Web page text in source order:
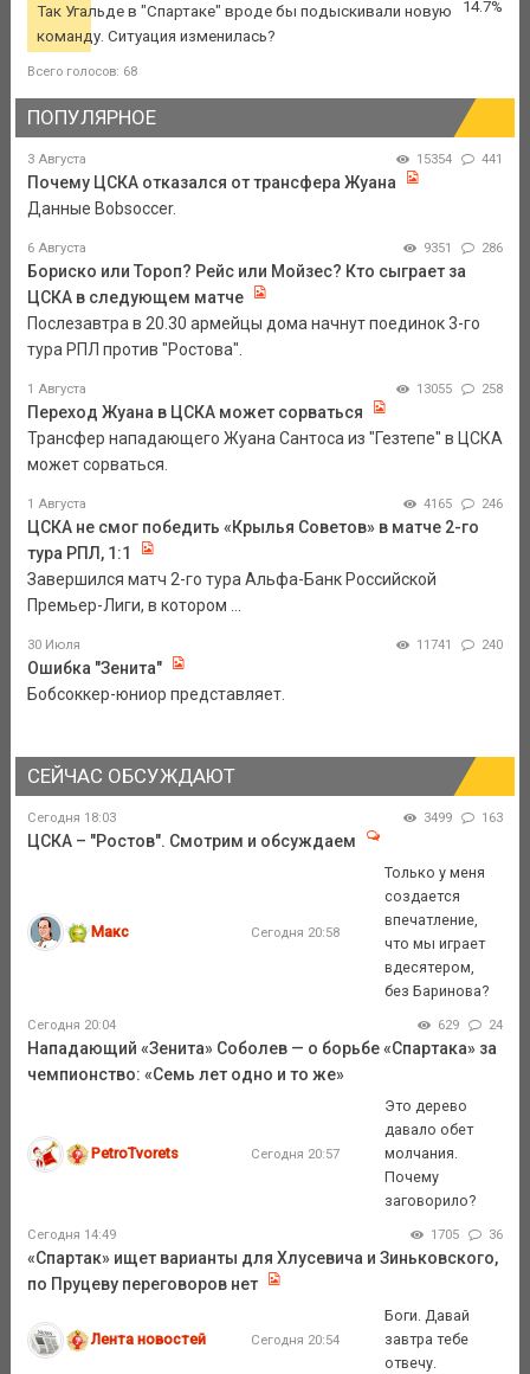
Так Угальде в "Спартаке" вроде бы подыскивали новую
команду. Ситуация изменилась?
14.7%
Всего голосов: 68
ПОПУЛЯРНОЕ
3 Августа 15354 441
Почему ЦСКА отказался от трансфера Жуана
Данные Bobsoccer.
6 Августа 9351 286
Бориско или Тороп? Рейс или Мойзес? Кто сыграет за
ЦСКА в следующем матче
Послезавтра в 20.30 армейцы дома начнут поединок 3-го
тура РПЛ против "Ростова".
1 Августа 13055 258
Переход Жуана в ЦСКА может сорваться
Трансфер нападающего Жуана Сантоса из "Гезтепе" в ЦСКА
может сорваться.
1 Августа 4165 246
ЦСКА не смог победить «Крылья Советов» в матче 2-го
тура РПЛ, 1:1
Завершился матч 2-го тура Альфа-Банк Российской
Премьер-Лиги, в котором ...
30 Июля 11741 240
Ошибка "Зенита"
Бобсоккер-юниор представляет.
СЕЙЧАС ОБСУЖДАЮТ
Сегодня 18:03 3499 163
ЦСКА – "Ростов". Смотрим и обсуждаем
Макс Сегодня 20:58
Только у меня
создается
впечатление,
что мы играет
вдесятером,
без Баринова?
Сегодня 20:04 629 24
Нападающий «Зенита» Соболев — о борьбе «Спартака» за
чемпионство: «Семь лет одно и то же»
PetroTvorets Сегодня 20:57
Это дерево
давало обет
молчания.
Почему
заговорило?
Сегодня 14:49 1705 36
«Спартак» ищет варианты для Хлусевича и Зиньковского,
по Пруцеву переговоров нет
Лента новостей Сегодня 20:54
Боги. Давай
завтра тебе
отвечу.